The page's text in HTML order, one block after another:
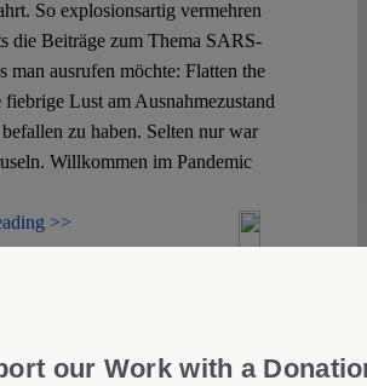
So explosionsartig vermehren
die Beiträge zum Thema SARS-
man ausrufen möchte: Flatten the
Lust am Ausnahmezustand
zu haben. Selten nur war
Willkommen im Pandemic
>>
our Work with a